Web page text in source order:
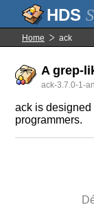
Home ack
A grep-
ack-3.7.0-1-
ack is designed
programmers.